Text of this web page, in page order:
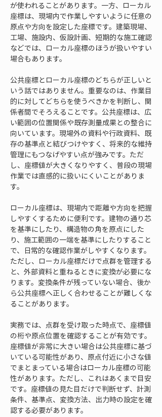
が使われることがあります。一方、ローカル
座標は、現場内で作業しやすいように任意の
原点や方向を設定した座標です。建築現場、
工場、施設内、仮設計画、短期的な施工確認
などでは、ローカル座標のほうが扱いやすい
場合もあります。
公共座標とローカル座標のどちらが正しいと
いう話ではありません。重要なのは、作業目
的に対してどちらを使うべきかを判断し、関
係者間でそろえることです。公共座標は、広
い範囲の位置関係や既存測量成果との整合に
向いています。現場外の資料や行政資料、既
存の基準点と結びつけやすく、将来的な維持
管理にもつなげやすい点が強みです。ただ
し、座標値が大きくなりやすく、普段の現場
作業では直感的に扱いにくいことがありま
す。
ローカル座標は、現場内で距離や方向を把握
しやすくするために便利です。建物の通り芯
を基準にしたり、構造物の角を原点にした
り、施工範囲の一端を基準にしたりすること
で、日常的な確認作業がしやすくなります。
ただし、ローカル座標だけで点群を管理する
と、外部資料と重ねるときに変換が必要にな
ります。変換条件が残っていない場合、後か
ら公共座標へ正しく合わせることが難しくな
ることがあります。
実務では、点群を受け取った時点で、座標値
の桁や原点位置を確認することが有効です。
座標値が非常に大きい場合は公共座標に基づ
いている可能性があり、原点付近に小さな値
でまとまっている場合はローカル座標の可能
性があります。ただし、これはあくまで目安
です。座標値の見た目だけで判断せず、計測
条件、基準点、変換方法、出力時の設定を確
認する必要があります。